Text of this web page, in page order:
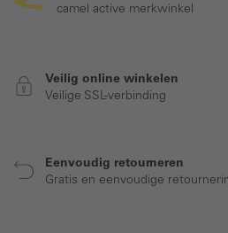
camel active merkwinkel
Veilig online winkelen
Veilige SSL-verbinding
Eenvoudig retourneren
Gratis en eenvoudige